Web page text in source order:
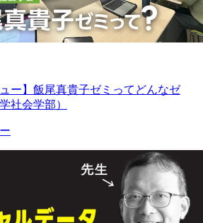
ー】飯尾真貴子ゼミってどんなゼ
社会学部）